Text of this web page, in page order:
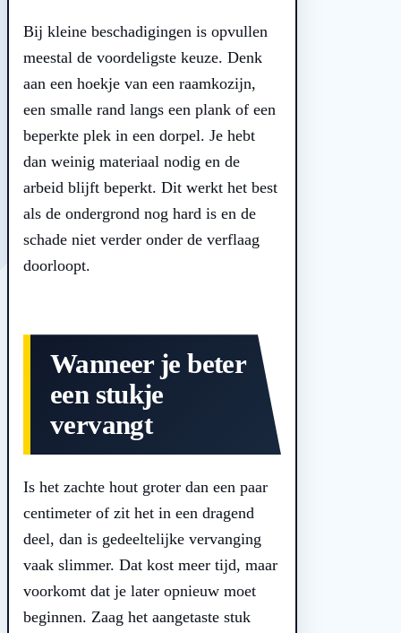
Bij kleine beschadigingen is opvullen
meestal de voordeligste keuze. Denk
aan een hoekje van een raamkozijn,
een smalle rand langs een plank of een
beperkte plek in een dorpel. Je hebt
dan weinig materiaal nodig en de
arbeid blijft beperkt. Dit werkt het best
als de ondergrond nog hard is en de
schade niet verder onder de verflaag
doorloopt.
Wanneer je beter
een stukje
vervangt
Is het zachte hout groter dan een paar
centimeter of zit het in een dragend
deel, dan is gedeeltelijke vervanging
vaak slimmer. Dat kost meer tijd, maar
voorkomt dat je later opnieuw moet
beginnen. Zaag het aangetaste stuk